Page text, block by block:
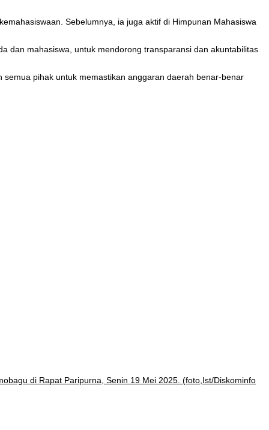
Sebelumnya, ia juga aktif di Himpunan Mahasiswa
dan mahasiswa, untuk mendorong transparansi dan akuntabilitas
pihak untuk memastikan anggaran daerah benar-benar